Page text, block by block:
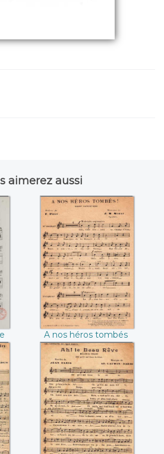
aimerez aussi
A nos héros
tombés (J.M. Morat)
A nos héros tombés
(J.M. Morat)
Ah ! Le beau rêve
(Jean Daris / Ad.
Gauwin-Daris)